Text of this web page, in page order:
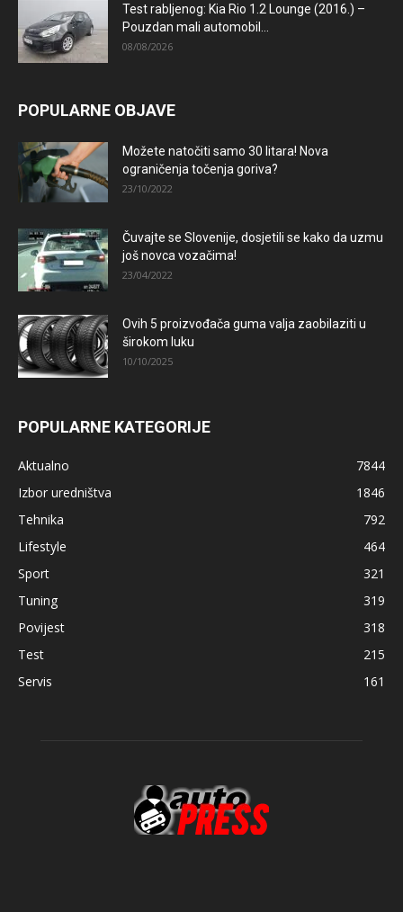
Test rabljenog: Kia Rio 1.2 Lounge (2016.) –
Pouzdan mali automobil...
08/08/2026
POPULARNE OBJAVE
Možete natočiti samo 30 litara! Nova
ograničenja točenja goriva?
23/10/2022
Čuvajte se Slovenije, dosjetili se kako da uzmu
još novca vozačima!
23/04/2022
Ovih 5 proizvođača guma valja zaobilaziti u
širokom luku
10/10/2025
POPULARNE KATEGORIJE
Aktualno
7844
Izbor uredništva
1846
Tehnika
792
Lifestyle
464
Sport
321
Tuning
319
Povijest
318
Test
215
Servis
161